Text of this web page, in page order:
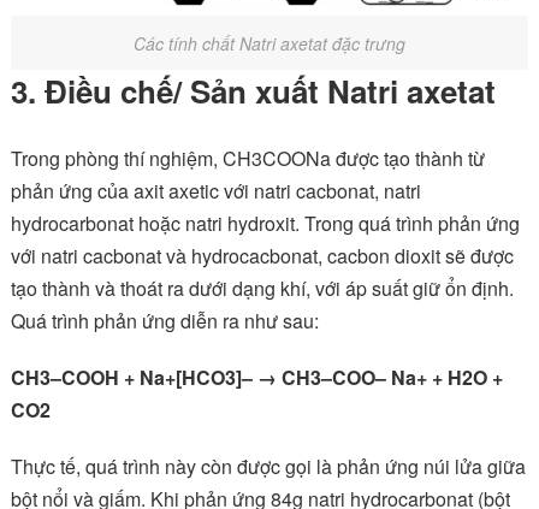
Các tính chất Natri axetat đặc trưng
3. Điều chế/ Sản xuất Natri axetat
Trong phòng thí nghiệm, CH3COONa được tạo thành từ
phản ứng của axit axetic với natri cacbonat, natri
hydrocarbonat hoặc natri hydroxit. Trong quá trình phản ứng
với natri cacbonat và hydrocacbonat, cacbon dioxit sẽ được
tạo thành và thoát ra dưới dạng khí, với áp suất giữ ổn định.
Quá trình phản ứng diễn ra như sau:
CH3–COOH + Na+[HCO3]– → CH3–COO– Na+ + H2O +
CO2
Thực tế, quá trình này còn được gọi là phản ứng núi lửa giữa
bột nổi và giấm. Khi phản ứng 84g natri hydrocarbonat (bột